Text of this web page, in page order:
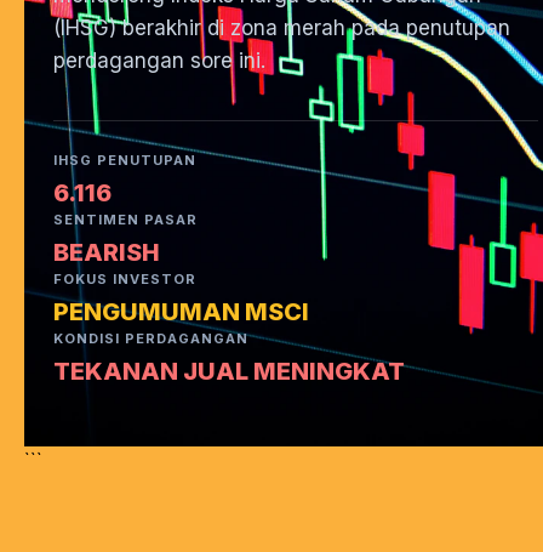
(IHSG) berakhir di zona merah pada penutupan
perdagangan sore ini.
IHSG PENUTUPAN
6.116
SENTIMEN PASAR
BEARISH
FOKUS INVESTOR
PENGUMUMAN MSCI
KONDISI PERDAGANGAN
TEKANAN JUAL MENINGKAT
```